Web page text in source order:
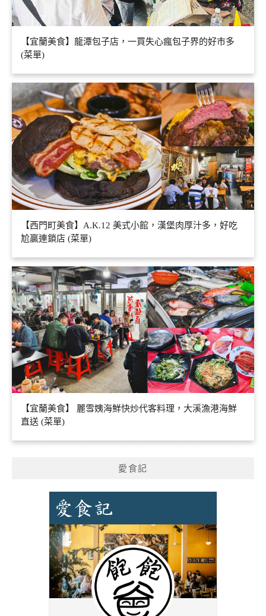
【宜蘭美食】龍潭包子店，一買失心瘋包子界的好市多
(菜單)
【西門町美食】A.K.12 美式小館，漢堡肉厚汁多，好吃
尬贏連鎖店 (菜單)
【宜蘭美食】 麗雪姨海鮮快炒代客料理，大溪漁港海鮮
直送 (菜單)
愛食記